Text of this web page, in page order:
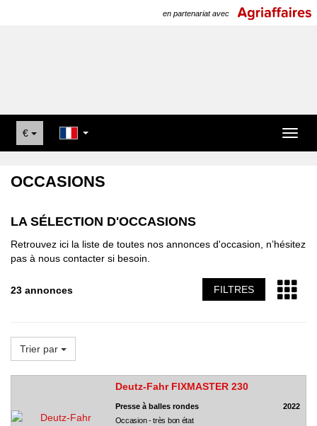
en partenariat avec
€
OCCASIONS
LA SÉLECTION D'OCCASIONS
Retrouvez ici la liste de toutes nos annonces d'occasion, n’hésitez
pas à nous contacter si besoin.
23 annonces FILTRES
Trier par
Deutz-Fahr FIXMASTER 230
Presse à balles rondes
2022
Occasion - très bon état